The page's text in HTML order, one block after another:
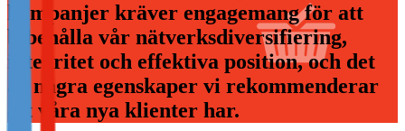
Not already our Publisher?
Sign up here
kampanjer kräver engagemang för att
bibehålla vår nätverksdiversifiering,
integritet och effektiva position, och det
är några egenskaper vi rekommenderar
att våra nya klienter har.